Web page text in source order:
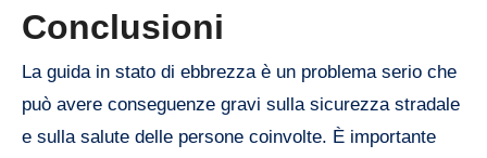
Conclusioni
La guida in stato di ebbrezza è un problema serio che
può avere conseguenze gravi sulla sicurezza stradale
e sulla salute delle persone coinvolte. È importante